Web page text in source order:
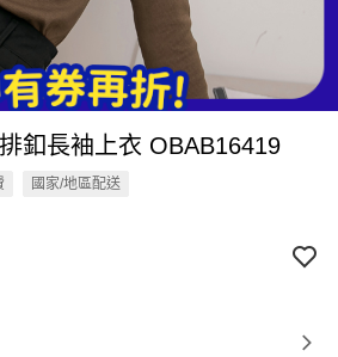
釦長袖上衣 OBAB16419
國家/地區配送